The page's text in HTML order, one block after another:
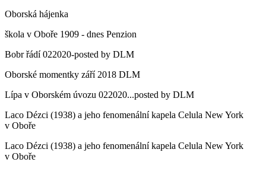
Oborská hájenka
škola v Oboře 1909 - dnes Penzion
Bobr řádí 022020-posted by DLM
Oborské momentky září 2018 DLM
Lípa v Oborském úvozu 022020...posted by DLM
Laco Dézci (1938) a jeho fenomenální kapela Celula New York
v Oboře
Laco Dézci (1938) a jeho fenomenální kapela Celula New York
v Oboře